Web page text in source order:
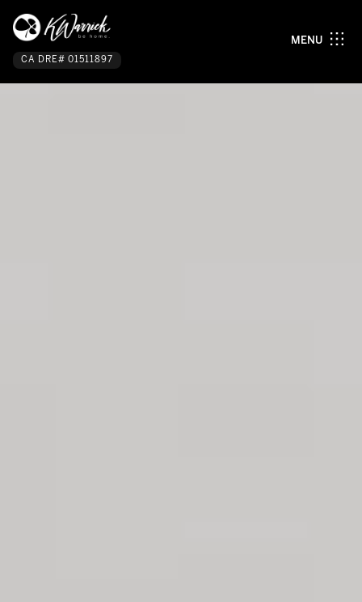
CA DRE# 01511897
MENU